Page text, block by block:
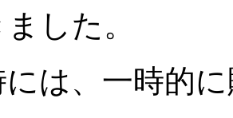
した。
は、一時的